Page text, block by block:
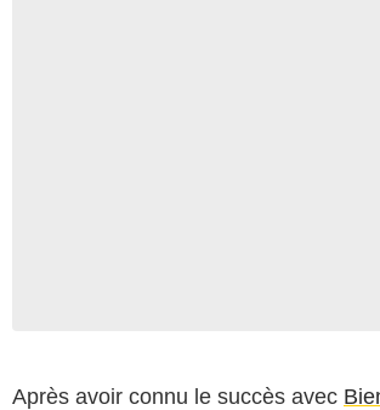
Après avoir connu le succès avec